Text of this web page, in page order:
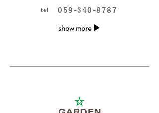
tel 059-340-8787
show more ▶